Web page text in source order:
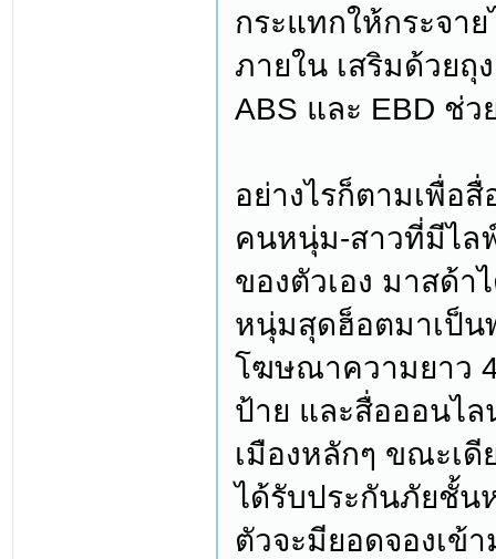
กระแทกให้กระจา
ภายใน เสริมด้วยถุ
ABS และ EBD ช่ว
อย่างไรก็ตามเพื่อ
คนหนุ่ม-สาวที่มีไล
ของตัวเอง มาสด้า
หนุ่มสุดฮ็อตมาเป็น
โฆษณาความยาว
ป้าย และสื่อออนไล
เมืองหลักๆ ขณะเ
ได้รับประกันภัยชั้น
ตัวจะมียอดจองเข้